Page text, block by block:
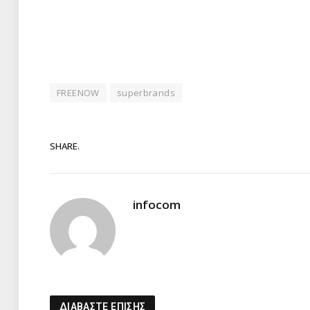
FREENOW superbrands
SHARE.
infocom
ΔΙΑΒΑΣΤΕ ΕΠΙΣΗΣ